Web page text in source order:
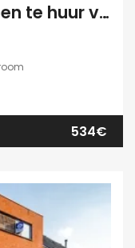
Kot in centrum Antwerpen te huur voor zomermaanden: JUNI/JULI/AUGUSTUS
534€